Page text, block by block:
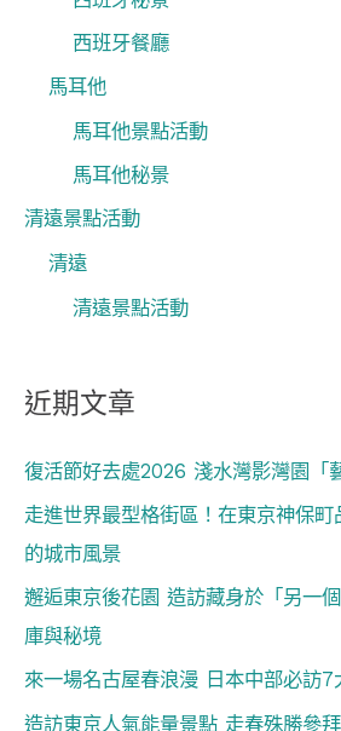
西班牙餐廳
馬耳他
馬耳他景點活動
馬耳他秘景
清遠景點活動
清遠
清遠景點活動
近期文章
復活節好去處2026 淺水灣影灣園「
走進世界最型格街區！在東京神保
的城市風景
邂逅東京後花園 造訪藏身於「另一
庫與秘境
來一場名古屋春浪漫 日本中部必訪7
造訪東京人氣能量景點 走春殊勝參